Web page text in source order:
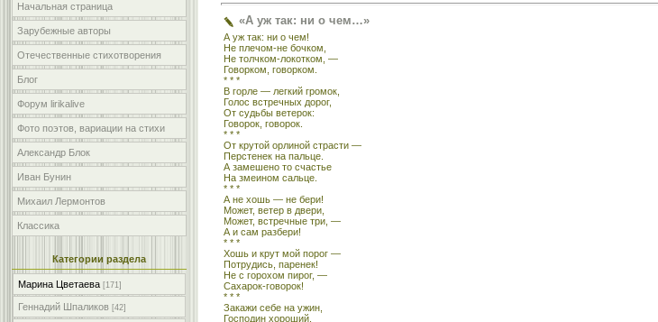
Начальная страница
Зарубежные авторы
Отечественные стихотворения
Блог
Форум lirikalive
Фото поэтов, вариации на стихи
Александр Блок
Иван Бунин
Михаил Лермонтов
Классика
Категории раздела
Марина Цветаева [171]
Геннадий Шпаликов [42]
«А уж так: ни о чем…»
А уж так: ни о чем!
Не плечом-не бочком,
Не толчком-локотком, —
Говорком, говорком.
* * *
В горле — легкий громок,
Голос встречных дорог,
От судьбы ветерок:
Говорок, говорок.
* * *
От крутой орлиной страсти —
Перстенек на пальце.
А замешено то счастье
На змеином сальце.
* * *
А не хошь — не бери!
Может, ветер в двери,
Может, встречные три, —
А и сам разбери!
* * *
Хошь и крут мой порог —
Потрудись, паренек!
Не с горохом пирог, —
Сахарок-говорок!
* * *
Закажи себе на ужин,
Господин хороший,